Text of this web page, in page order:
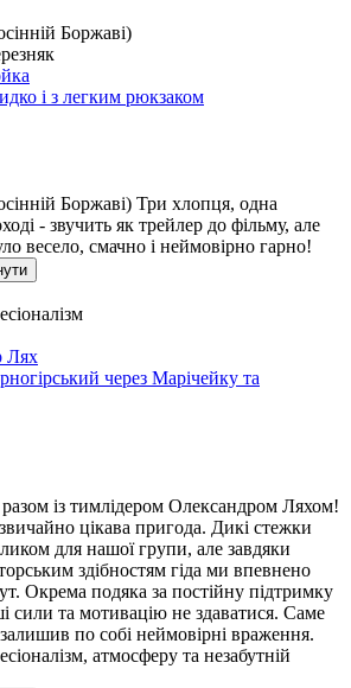
Боржаві)
і з легким рюкзаком
Боржаві) Три хлопця, одна
- звучить як трейлер до фільму, але
весело, смачно і неймовірно гарно!
Лях
через Марічейку та
із тимлідером Олександром Ляхом!
цікава пригода. Дикі стежки
для нашої групи, але завдяки
здібностям гіда ми впевнено
Окрема подяка за постійну підтримку
сили та мотивацію не здаватися. Саме
по собі неймовірні враження.
атмосферу та незабутній